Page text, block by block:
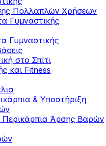
Πολλαπλών Χρήσεων
Γυμναστικής
Γυμναστικής
στο Σπίτι
και Fitness
& Υποστήριξη
Περικάρπια Άρσης Βαρών